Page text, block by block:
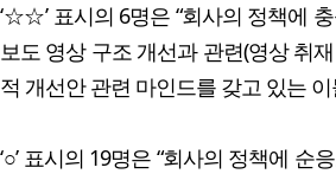
‘☆☆’ 표시의 6명은 “회사의 정책에
보도 영상 구조 개선과 관련(영상 취
적 개선안 관련 마인드를 갖고 있는
‘○’ 표시의 19명은 “회사의 정책에 순